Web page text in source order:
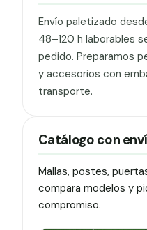
Envío paletizado
48–120 h laborables
pedido. Preparamos
y accesorios con
transporte.
Catálogo con
Mallas, postes,
compara modelos y
compromiso.